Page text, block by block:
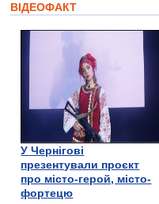
ВІДЕОФАКТ
У Чернігові
презентували проєкт
про місто-герой, місто-
фортецю